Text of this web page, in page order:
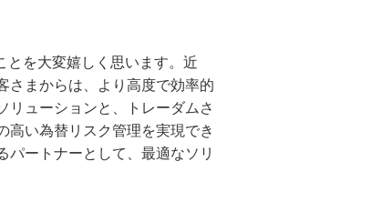
とを大変嬉しく思います。近
さまからは、より高度で効率的
リューションと、トレーダムさ
高い為替リスク管理を実現でき
パートナーとして、最適なソリ